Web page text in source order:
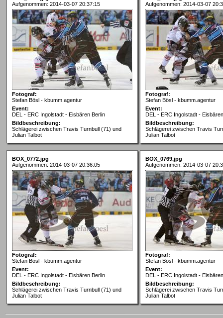
Aufgenommen: 2014-03-07 20:37:15
Fotograf:
Stefan Bösl - kbumm.agentur
Event:
DEL - ERC Ingolstadt - Eisbären Berlin
Bildbeschreibung:
Schlägerei zwischen Travis Turnbull (71) und
Julian Talbot
Aufgenommen: 2014-03-07
Fotograf:
Stefan Bösl - kbumm.agentur
Event:
DEL - ERC Ingolstadt -
Bildbeschreibung:
Schlägerei zwischen Travis
Julian Talbot
BOX_0772.jpg
Aufgenommen: 2014-03-07 20:36:05
Fotograf:
Stefan Bösl - kbumm.agentur
Event:
DEL - ERC Ingolstadt - Eisbären Berlin
Bildbeschreibung:
Schlägerei zwischen Travis Turnbull (71) und
Julian Talbot
BOX_0769.jpg
Aufgenommen: 2014-03-07
Fotograf:
Stefan Bösl - kbumm.agentur
Event:
DEL - ERC Ingolstadt -
Bildbeschreibung:
Schlägerei zwischen Travis
Julian Talbot